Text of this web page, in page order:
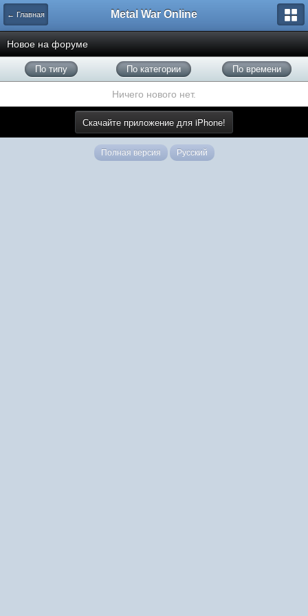
← Главная Metal War Online
Новое на форуме
По типу По категории По времени
Ничего нового нет.
Скачайте приложение для iPhone!
Полная версия Русский